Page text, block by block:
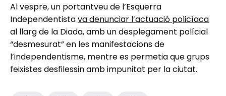
Al vespre, un portantveu de l’Esquerra
Independentistava denunciar l’actuació policíaca
al llarg de la Diada, amb un desplegament polícial
“desmesurat” en les manifestacions de
l’independentisme, mentre es permetia que grups
feixistes desfilessin amb impunitat per la ciutat.